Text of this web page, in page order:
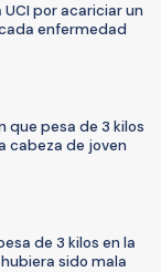
por acariciar un
enfermedad
que pesa de 3 kilos
cabeza de joven
de 3 kilos en la
sido mala